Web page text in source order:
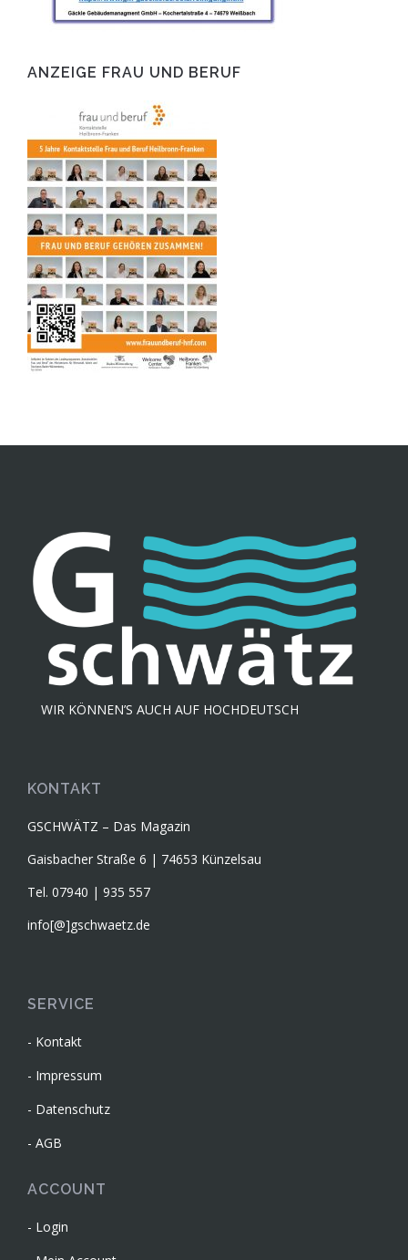
ANZEIGE FRAU UND BERUF
WIR KÖNNEN’S AUCH AUF HOCHDEUTSCH
KONTAKT
GSCHWÄTZ – Das Magazin
Gaisbacher Straße 6 | 74653 Künzelsau
Tel. 07940 | 935 557
info[@]gschwaetz.de
SERVICE
Kontakt
Impressum
Datenschutz
AGB
ACCOUNT
Login